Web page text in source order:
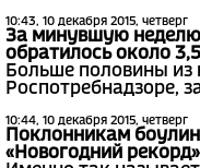
10:43, 10 декабря 2015, четверг
За минувшую неделю
обратилось около
Больше половины из
Роспотребнадзоре,
10:44, 10 декабря 2015, четверг
Поклонникам
«Новогодний рекорд»